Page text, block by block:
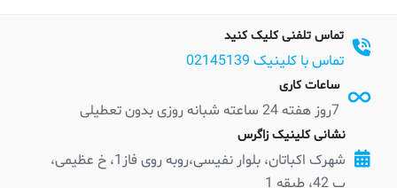
تماس تلفنی کلیک کنید
تماس با کلینیک 02145139
ساعات کاری
7روز هفته 24 ساعته شبانه روزی بدون تعطیلی
نشانی کلینیک زاگرس
شهرک اکباتان، بلوار نفیسی،روبه روی فاز1، خ عظیمی،
پ 42، طبقه 1